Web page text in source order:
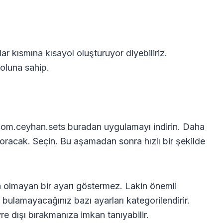
kısmına kısayol oluşturuyor diyebiliriz.
sahip.
buradan uygulamayı indirin. Daha
Seçin. Bu aşamadan sonra hızlı bir şekilde
bir ayarı göstermez. Lakin önemli
bazı ayarları kategorilendirir.
dışı bırakmanıza imkan tanıyabilir.